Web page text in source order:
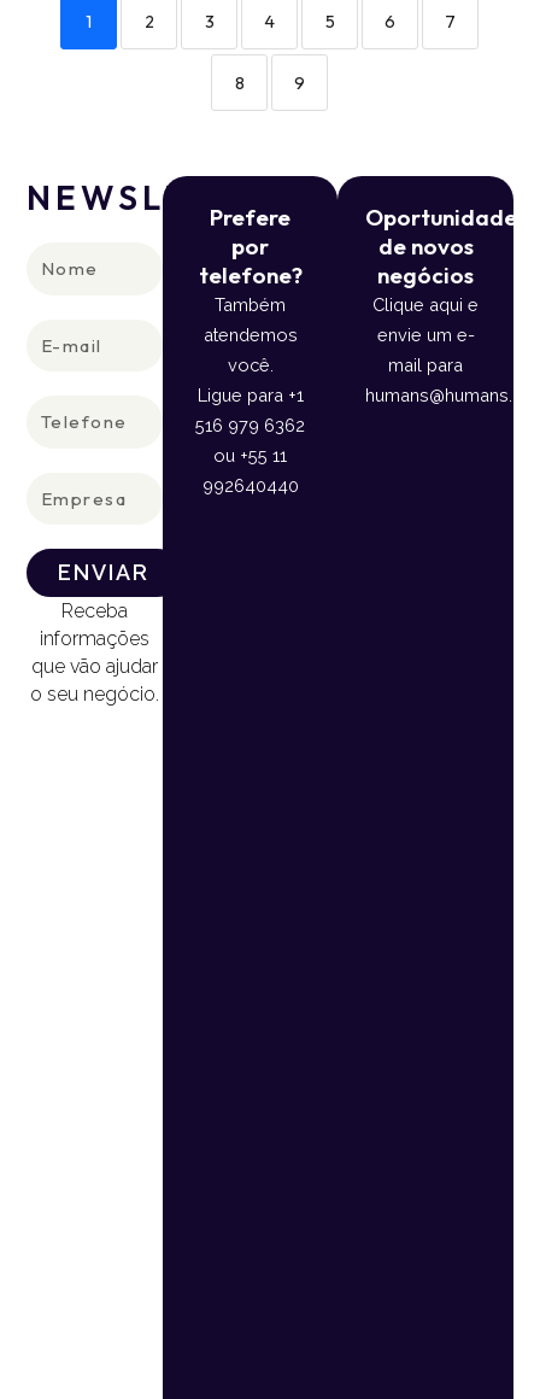
1 2 3 4 5 6 7
8 9
NEWSLETTER
ENVIAR
Receba
informações
que vão ajudar
o seu negócio.
Prefere
por
telefone?
Também
atendemos
você.
Ligue para +1
516 979 6362
ou +55 11
992640440
Oportunidade
de novos
negócios
Clique aqui e
envie um e-
mail para